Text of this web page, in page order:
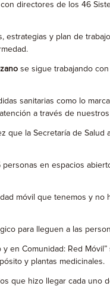
directores de los 46
y plan de
se sigue trabajando
sanitarias como lo
a través de nuestros
que la Secretaría de
en espacios
móvil que tenemos y
para lleguen a las
en Comunidad: Red
y plantas medicinales.
que hizo llegar cada